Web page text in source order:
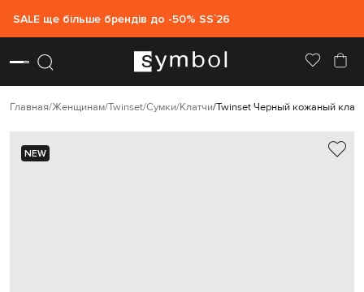
SALE ще більше брендів до -50% SS`26
Главная Женщинам Twinset Сумки Клатчи Twinset Черный кожаный
NEW